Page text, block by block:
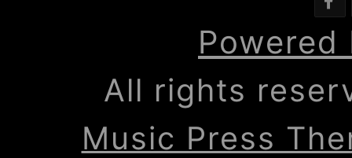
Powered
All rights
Music Press